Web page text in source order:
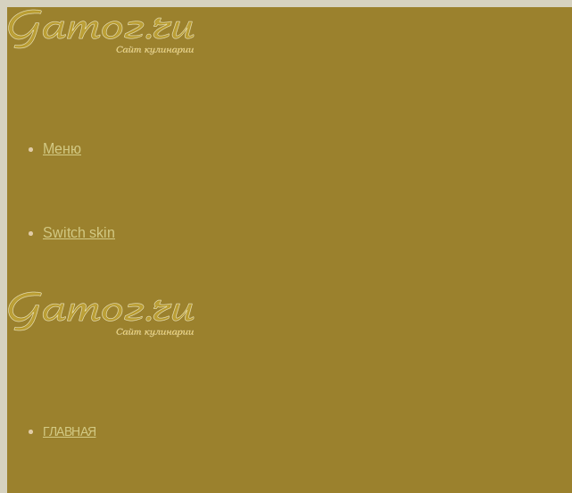
Меню
Switch skin
ГЛАВНАЯ